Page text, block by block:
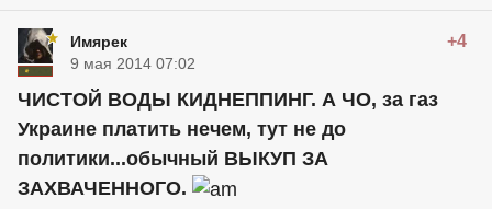
Имярек +4
9 мая 2014 07:02
ЧИСТОЙ ВОДЫ КИДНЕППИНГ. А ЧО, за газ
Украине платить нечем, тут не до
политики...обычный ВЫКУП ЗА
ЗАХВАЧЕННОГО.